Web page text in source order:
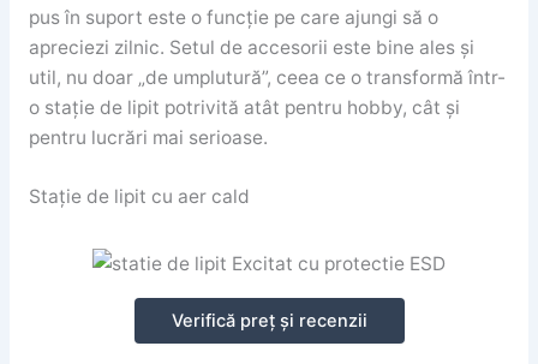
pus în suport este o funcție pe care ajungi să o
apreciezi zilnic. Setul de accesorii este bine ales și
util, nu doar „de umplutură”, ceea ce o transformă într-
o stație de lipit potrivită atât pentru hobby, cât și
pentru lucrări mai serioase.
Stație de lipit cu aer cald
Verifică preț și recenzii